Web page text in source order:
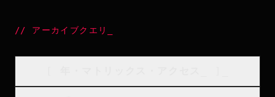
// アーカイブクエリ